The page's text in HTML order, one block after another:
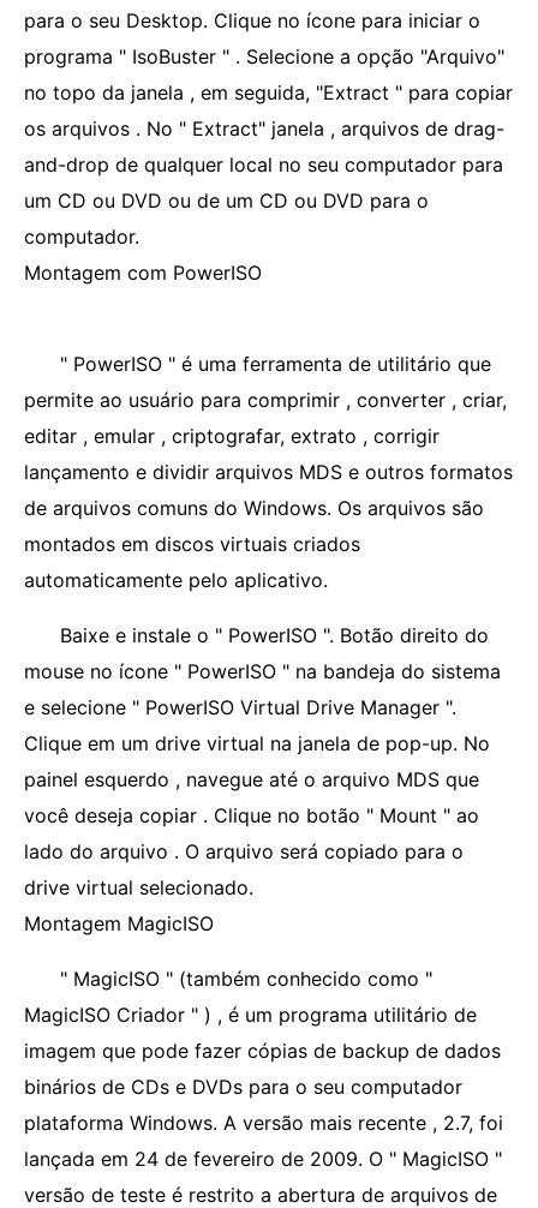
para o seu Desktop. Clique no ícone para iniciar o
programa " IsoBuster " . Selecione a opção "Arquivo"
no topo da janela , em seguida, "Extract " para copiar
os arquivos . No " Extract" janela , arquivos de drag-
and-drop de qualquer local no seu computador para
um CD ou DVD ou de um CD ou DVD para o
computador.
Montagem com PowerISO
" PowerISO " é uma ferramenta de utilitário que
permite ao usuário para comprimir , converter , criar,
editar , emular , criptografar, extrato , corrigir
lançamento e dividir arquivos MDS e outros formatos
de arquivos comuns do Windows. Os arquivos são
montados em discos virtuais criados
automaticamente pelo aplicativo.
Baixe e instale o " PowerISO ". Botão direito do
mouse no ícone " PowerISO " na bandeja do sistema
e selecione " PowerISO Virtual Drive Manager ".
Clique em um drive virtual na janela de pop-up. No
painel esquerdo , navegue até o arquivo MDS que
você deseja copiar . Clique no botão " Mount " ao
lado do arquivo . O arquivo será copiado para o
drive virtual selecionado.
Montagem MagicISO
" MagicISO " (também conhecido como "
MagicISO Criador " ) , é um programa utilitário de
imagem que pode fazer cópias de backup de dados
binários de CDs e DVDs para o seu computador
plataforma Windows. A versão mais recente , 2.7, foi
lançada em 24 de fevereiro de 2009. O " MagicISO "
versão de teste é restrito a abertura de arquivos de